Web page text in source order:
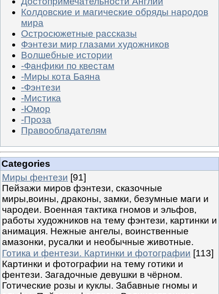
Колдовские и магические обряды народов
мира
Остросюжетные рассказы
Фэнтези мир глазами художников
Волшебные истории
-Фанфики по квестам
-Миры кота Баяна
-Фэнтези
-Мистика
-Юмор
-Проза
Правообладателям
Categories
Миры фентези [91]
Пейзажи миров фэнтези, сказочные
миры,воины, драконы, замки, безумные маги и
чародеи. Военная тактика гномов и эльфов,
работы художников на тему фэнтези, картинки и
анимация. Нежные ангелы, воинственные
амазонки, русалки и необычные животные.
Готика и фентези. Картинки и фотографии [113]
Картинки и фотографии на тему готики и
фентези. Загадочные девушки в чёрном.
Готические розы и куклы. Забавные гномы и